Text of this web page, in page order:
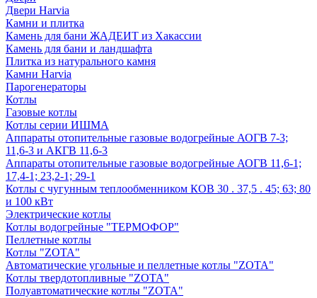
Двери Harvia
Камни и плитка
Камень для бани ЖАДЕИТ из Хакассии
Камень для бани и ландшафта
Плитка из натурального камня
Камни Harvia
Парогенераторы
Котлы
Газовые котлы
Котлы серии ИШМА
Аппараты отопительные газовые водогрейные АОГВ 7-3;
11,6-3 и АКГВ 11,6-3
Аппараты отопительные газовые водогрейные АОГВ 11,6-1;
17,4-1; 23,2-1; 29-1
Котлы с чугунным теплообменником КОВ 30 . 37,5 . 45; 63; 80
и 100 кВт
Электрические котлы
Котлы водогрейные "ТЕРМОФОР"
Пеллетные котлы
Котлы "ZOTA"
Автоматические угольные и пеллетные котлы "ZOTA"
Котлы твердотопливные "ZOTA"
Полуавтоматические котлы "ZOTA"